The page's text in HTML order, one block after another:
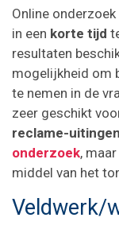
Online
in een korte tijd
resultaten
mogelijkheid om
te nemen in de
zeer geschikt
reclame-uitingen
onderzoek,
middel van het
Veldwerk/